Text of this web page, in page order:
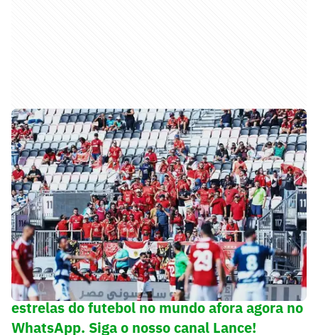
➡️ Tudo sobre os maiores times e as grandes
estrelas do futebol no mundo afora agora no
WhatsApp. Siga o nosso canal Lance!